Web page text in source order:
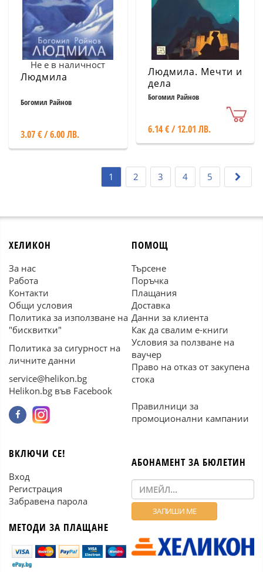
Не е в наличност
Людмила
Богомил Райнов
3.07 € / 6.00 ЛВ.
Людмила. Мечти и
дела
Богомил Райнов
6.14 € / 12.01 ЛВ.
1 2 3 4 5
ХЕЛИКОН
За нас
Работа
Контакти
Общи условия
Политика за използване на
"бисквитки"
Политика за сигурност на
личните данни
service@helikon.bg
Helikon.bg във Facebook
ПОМОЩ
Търсене
Поръчка
Плащания
Доставка
Данни за клиента
Как да свалим е-книги
Условия за ползване на
ваучер
Право на отказ от закупена
стока
Правилници за
промоционални кампании
ВКЛЮЧИ СЕ!
Вход
Регистрация
Забравена парола
МЕТОДИ ЗА ПЛАЩАНЕ
АБОНАМЕНТ ЗА БЮЛЕТИН